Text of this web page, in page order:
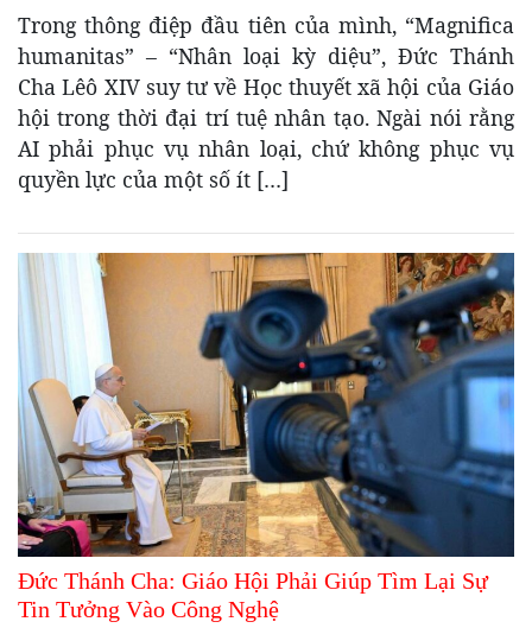
Trong thông điệp đầu tiên của mình, “Magnifica
humanitas” – “Nhân loại kỳ diệu”, Đức Thánh
Cha Lêô XIV suy tư về Học thuyết xã hội của Giáo
hội trong thời đại trí tuệ nhân tạo. Ngài nói rằng
AI phải phục vụ nhân loại, chứ không phục vụ
quyền lực của một số ít […]
Đức Thánh Cha: Giáo Hội Phải Giúp Tìm Lại Sự
Tin Tưởng Vào Công Nghệ